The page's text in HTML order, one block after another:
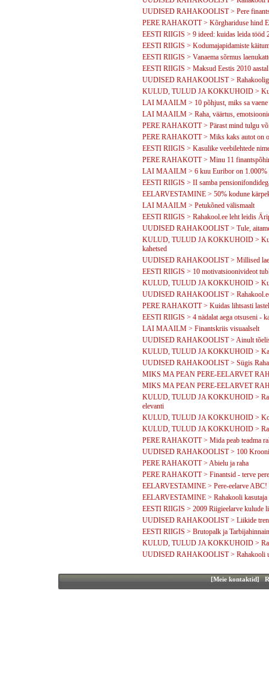
UUDISED RAHAKOOLIST > Pere
PERE RAHAKOTT > Kõrghariduse hind
EESTI RIIGIS > 9 ideed: kuidas leida tööd
EESTI RIIGIS > Kodumajapidamiste
EESTI RIIGIS > Vanaema sõrmus
EESTI RIIGIS > Maksud Eestis 2010 aastal
UUDISED RAHAKOOLIST >
KULUD, TULUD JA KOKKUHOID >
LAI MAAILM > 10 põhjust, miks sa vaene
LAI MAAILM > Raha, väärtus,
PERE RAHAKOTT > Pärast mind tulgu
PERE RAHAKOTT > Miks kaks autot on
EESTI RIIGIS > Kasulike veebilehtede
PERE RAHAKOTT > Minu 11
LAI MAAILM > 6 kuu Euribor on 1.000%
EESTI RIIGIS > II samba
EELARVESTAMINE > 50% kodune
LAI MAAILM > Petukõned välismaalt
EESTI RIIGIS > Rahakool.ee leht leidis
UUDISED RAHAKOOLIST > Tule,
KULUD, TULUD JA KOKKUHOID >
kahetsed
UUDISED RAHAKOOLIST > Millised
EESTI RIIGIS > 10 motivatsioonivideot
KULUD, TULUD JA KOKKUHOID >
UUDISED RAHAKOOLIST >
PERE RAHAKOTT > Kuidas lihtsasti
EESTI RIIGIS > 4 nädalat aega otsuseni -
LAI MAAILM > Finantskriis visuaalselt
UUDISED RAHAKOOLIST > Ainult
KULUD, TULUD JA KOKKUHOID >
UUDISED RAHAKOOLIST > Sügis
MIKS MA PEAN PERE-EELARVET
MIKS MA PEAN PERE-EELARVET
KULUD, TULUD JA KOKKUHOID >
elevanti
KULUD, TULUD JA KOKKUHOID >
KULUD, TULUD JA KOKKUHOID >
PERE RAHAKOTT > Mida peab teadma
UUDISED RAHAKOOLIST > 100 Krooni
PERE RAHAKOTT > Abielu ja raha
PERE RAHAKOTT > Finantsid - terve
EELARVESTAMINE > Pere-eelarve ABC!
EELARVESTAMINE > Rahakooli kasutaja
EESTI RIIGIS > 2009 Riigieelarve kulude
UUDISED RAHAKOOLIST > Liikide
EESTI RIIGIS > Brutopalk ja
KULUD, TULUD JA KOKKUHOID >
UUDISED RAHAKOOLIST > Rahakooli
[Meie kontaktid]